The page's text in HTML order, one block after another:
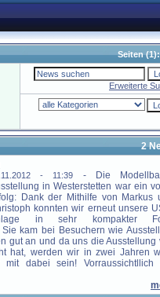
Seiten
Erweiterte
2
- 11:39 -
Die
in Westerstetten war ein
Dank der Mithilfe von Markus
konnten wir erneut unsere
in sehr kompakter
kam bei Besuchern wie
gut an und da uns die Ausstellung
hat, werden wir in zwei Jahren
mit dabei sein! Vorraussichtllich